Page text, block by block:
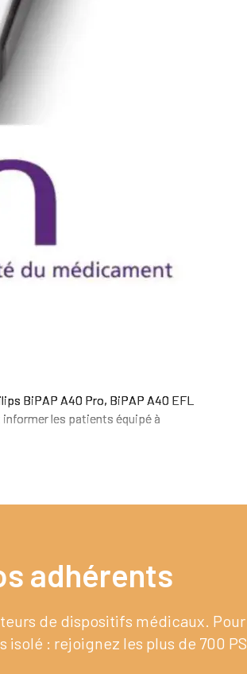
BiPAP A40 Pro, BiPAP A40 EFL
informer les patients équipé à
adhérents​
de dispositifs médicaux.
: rejoignez les plus de 700